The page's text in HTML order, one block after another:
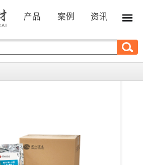
产品 案例 资讯